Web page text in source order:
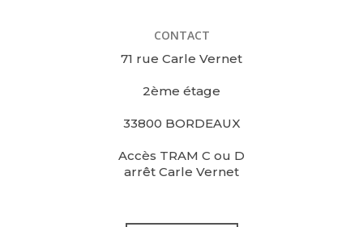
CONTACT
71 rue Carle Vernet
2ème étage
33800 BORDEAUX
Accès TRAM C ou D
arrêt Carle Vernet